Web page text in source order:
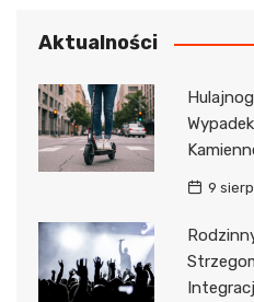
Aktualności
9